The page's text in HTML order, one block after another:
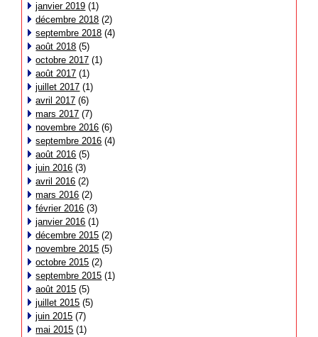
janvier 2019 (1)
décembre 2018 (2)
septembre 2018 (4)
août 2018 (5)
octobre 2017 (1)
août 2017 (1)
juillet 2017 (1)
avril 2017 (6)
mars 2017 (7)
novembre 2016 (6)
septembre 2016 (4)
août 2016 (5)
juin 2016 (3)
avril 2016 (2)
mars 2016 (2)
février 2016 (3)
janvier 2016 (1)
décembre 2015 (2)
novembre 2015 (5)
octobre 2015 (2)
septembre 2015 (1)
août 2015 (5)
juillet 2015 (5)
juin 2015 (7)
mai 2015 (1)